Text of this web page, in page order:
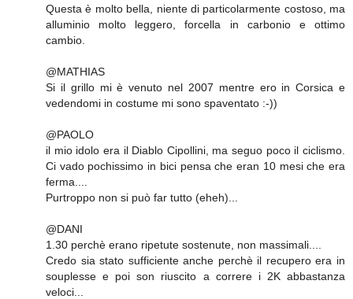
Questa è molto bella, niente di particolarmente costoso, ma
alluminio molto leggero, forcella in carbonio e ottimo
cambio.
@MATHIAS
Si il grillo mi è venuto nel 2007 mentre ero in Corsica e
vedendomi in costume mi sono spaventato :-))
@PAOLO
il mio idolo era il Diablo Cipollini, ma seguo poco il ciclismo.
Ci vado pochissimo in bici pensa che eran 10 mesi che era
ferma....
Purtroppo non si può far tutto (eheh)...
@DANI
1.30 perchè erano ripetute sostenute, non massimali....
Credo sia stato sufficiente anche perchè il recupero era in
souplesse e poi son riuscito a correre i 2K abbastanza
veloci...